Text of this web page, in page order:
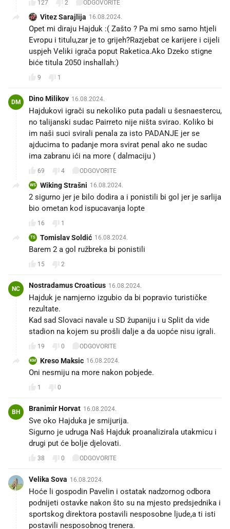
127 2 ODGOVORITE
Vitez Sarajlija 16.08.2024.
Opet mi diraju Hajduk :( Zašto ? Pa mi smo samo htjeli
Evropu i titulu,zar je to grijeh?Razjebat ce karijere i cijeli
uspjeh Veliki igrača poput Raketica.Ako Dzeko stigne
biće titula 2050 inshallah:)
9 1
DM Dino Milikov 16.08.2024.
Hajdukovi igrači su nekoliko puta padali u šesnaestercu,
no talijanski sudac Pairreto nije ništa svirao. Koliko bi
im naši suci svirali penala za isto PADANJE jer se
ajducima to padanje mora svirat penal ako ne sudac
ima zabranu ići na more ( dalmaciju )
69 4 ODGOVORITE
WS Wiking Strašni 16.08.2024.
2 sigurno jer je bilo dodira a i ponistili bi gol jer je sarlija
bio ometan kod ispucavanja lopte 😁
16 1
TS Tomislav Soldić 16.08.2024.
Barem 2 a gol ružbreka bi ponistili
15 2
NC Nostradamus Croaticus 16.08.2024.
Hajduk je namjerno izgubio da bi popravio turističke
rezultate.
Kad sad Slovaci navale u SD županiju i u Split da vide
stadion na kojem su prošli dalje a da uopće nisu igrali.
19 0 ODGOVORITE
KM Kreso Maksic 16.08.2024.
Oni nesmiju na more nakon pobjede.
1 0
BH Branimir Horvat 16.08.2024.
Sve oko Hajduka je smijurija.
Sigurno je udruga Naš Hajduk proanalizirala utakmicu i
drugi put će bolje djelovati.
38 0 ODGOVORITE
Velika Sova 16.08.2024.
Hoće li gospodin Pavelin i ostatak nadzornog odbora
podnijeti ostavke nakon što su na mjesto predsjednika i
sportskog direktora postavili nesposobne ljude,a ti isti
postavili nesposobnog trenera.